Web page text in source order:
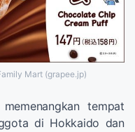
Mart (grapee.jp)
tempat
di Hokkaido dan